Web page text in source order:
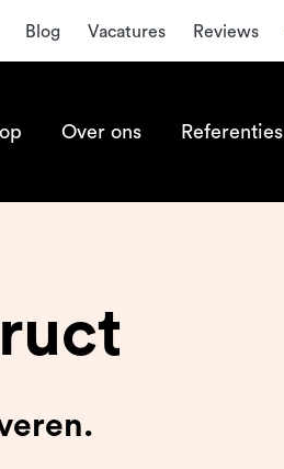
Blog Vacatures Reviews
Over ons Referenties